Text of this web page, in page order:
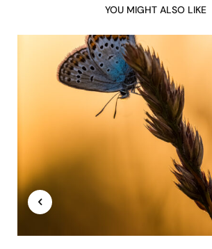
YOU MIGHT ALSO LIKE